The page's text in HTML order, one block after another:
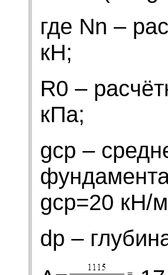
где Nn –
кН;
R0 –
кПа;
gср –
gср=20 кН/
dр –